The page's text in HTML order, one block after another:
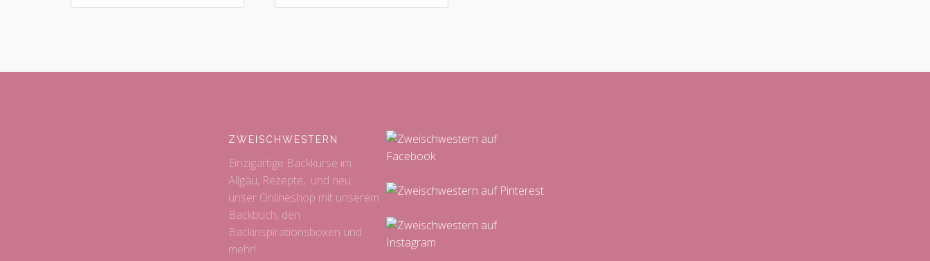
ZWEISCHWESTERN
Einzigartige Backkurse im
Allgäu, Rezepte, und neu:
unser Onlineshop mit unserem
Backbuch, den
Backinspirationsboxen und
mehr!